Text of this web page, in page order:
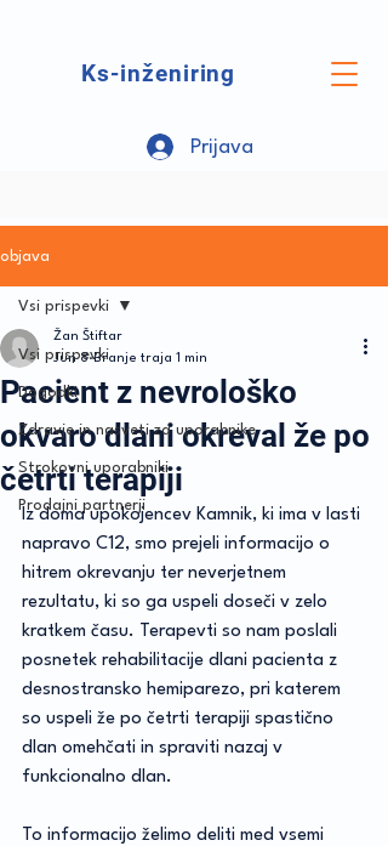
Ks-inženiring
Prijava
objava
Vsi prispevki
Dogodki
Zdravje in nasveti za uporabnike
Strokovni uporabniki
Prodajni partnerji
Vsi prispevki
Pacient z nevrološko
okvaro dlani okreval že po
četrti terapiji
Žan Štiftar
Jun 8 Branje traja 1 min
Iz doma upokojencev Kamnik, ki ima v lasti
napravo C12, smo prejeli informacijo o
hitrem okrevanju ter neverjetnem
rezultatu, ki so ga uspeli doseči v zelo
kratkem času. Terapevti so nam poslali
posnetek rehabilitacije dlani pacienta z
desnostransko hemiparezo, pri katerem
so uspeli že po četrti terapiji spastično
dlan omehčati in spraviti nazaj v
funkcionalno dlan.
To informacijo želimo deliti med vsemi